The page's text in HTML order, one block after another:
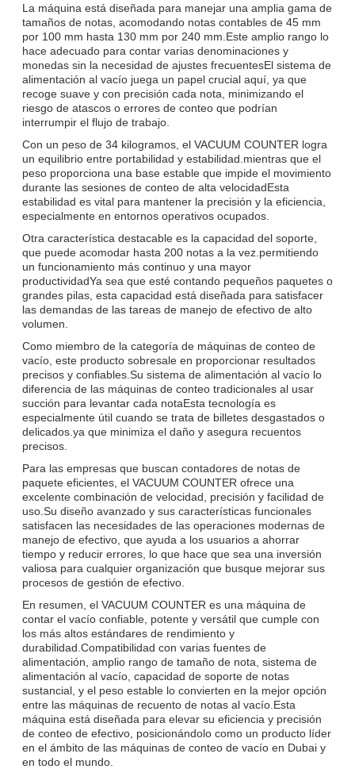
La máquina está diseñada para manejar una amplia gama de
tamaños de notas, acomodando notas contables de 45 mm
por 100 mm hasta 130 mm por 240 mm.Este amplio rango lo
hace adecuado para contar varias denominaciones y
monedas sin la necesidad de ajustes frecuentesEl sistema de
alimentación al vacío juega un papel crucial aquí, ya que
recoge suave y con precisión cada nota, minimizando el
riesgo de atascos o errores de conteo que podrían
interrumpir el flujo de trabajo.
Con un peso de 34 kilogramos, el VACUUM COUNTER logra
un equilibrio entre portabilidad y estabilidad.mientras que el
peso proporciona una base estable que impide el movimiento
durante las sesiones de conteo de alta velocidadEsta
estabilidad es vital para mantener la precisión y la eficiencia,
especialmente en entornos operativos ocupados.
Otra característica destacable es la capacidad del soporte,
que puede acomodar hasta 200 notas a la vez.permitiendo
un funcionamiento más continuo y una mayor
productividadYa sea que esté contando pequeños paquetes o
grandes pilas, esta capacidad está diseñada para satisfacer
las demandas de las tareas de manejo de efectivo de alto
volumen.
Como miembro de la categoría de máquinas de conteo de
vacío, este producto sobresale en proporcionar resultados
precisos y confiables.Su sistema de alimentación al vacío lo
diferencia de las máquinas de conteo tradicionales al usar
succión para levantar cada notaEsta tecnología es
especialmente útil cuando se trata de billetes desgastados o
delicados.ya que minimiza el daño y asegura recuentos
precisos.
Para las empresas que buscan contadores de notas de
paquete eficientes, el VACUUM COUNTER ofrece una
excelente combinación de velocidad, precisión y facilidad de
uso.Su diseño avanzado y sus características funcionales
satisfacen las necesidades de las operaciones modernas de
manejo de efectivo, que ayuda a los usuarios a ahorrar
tiempo y reducir errores, lo que hace que sea una inversión
valiosa para cualquier organización que busque mejorar sus
procesos de gestión de efectivo.
En resumen, el VACUUM COUNTER es una máquina de
contar el vacío confiable, potente y versátil que cumple con
los más altos estándares de rendimiento y
durabilidad.Compatibilidad con varias fuentes de
alimentación, amplio rango de tamaño de nota, sistema de
alimentación al vacío, capacidad de soporte de notas
sustancial, y el peso estable lo convierten en la mejor opción
entre las máquinas de recuento de notas al vacío.Esta
máquina está diseñada para elevar su eficiencia y precisión
de conteo de efectivo, posicionándolo como un producto líder
en el ámbito de las máquinas de conteo de vacío en Dubai y
en todo el mundo.